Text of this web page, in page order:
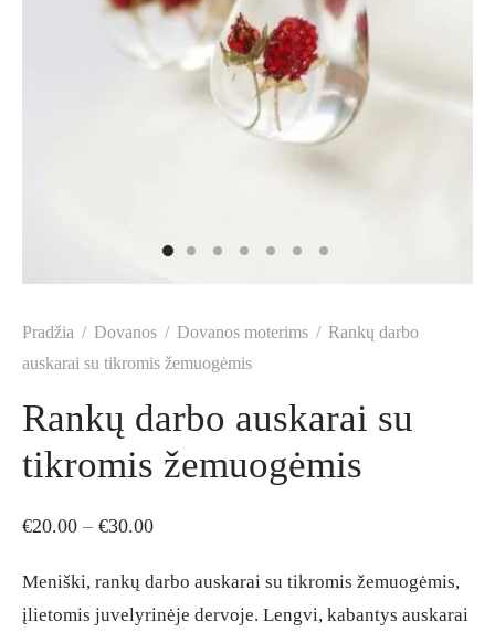
Pradžia / Dovanos / Dovanos moterims / Rankų darbo
auskarai su tikromis žemuogėmis
Rankų darbo auskarai su
tikromis žemuogėmis
€20.00 – €30.00Price
€20.00
Meniški, rankų darbo auskarai su tikromis žemuogėmis,
įlietomis juvelyrinėje dervoje. Lengvi, kabantys auskarai